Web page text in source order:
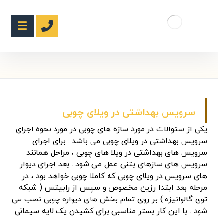
سرویس بهداشتی در ویلای چوبی
یکی از سئوالات در مورد سازه های چوبی در مورد نحوه اجرای
سرویس بهداشتی در ویلای چوبی می باشد . برای اجرای
سرویس های بهداشتی در ویلا های چوبی ، مراحل همانند
سرویس های سازهای بتنی عمل می شود . بعد اجرای دیوار
های سرویس در ویلای چوبی که کاملا چوبی خواهد بود ، در
مرحله بعد ابتدا رزین مخصوص و سپس از رابیتس ( شبکه
توی گالوانیزه ) بر روی تمام بخش های دیواره چوبی نصب می
شود . با این کار بستر مناسبی برای کشیدن یک لایه سیمانی